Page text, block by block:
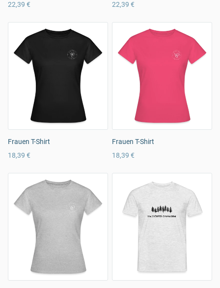
22,39 €
22,39 €
Frauen T-Shirt
18,39 €
Frauen T-Shirt
18,39 €